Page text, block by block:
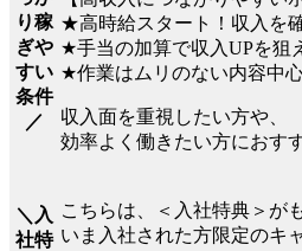
り稼
ぎや
すい
条件
／
★高時給スタート！収入を
★手当の加算で収入UPを狙
★作業はムリのない内容中
収入面を重視したい方や、
効率よく働きたい方におす
＼入
社特
こちらは、＜入社特典＞が
いま入社された方限定のキ